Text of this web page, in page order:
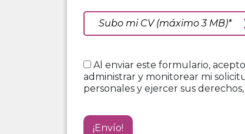
Subo mi CV (máximo 3 MB)*
Al enviar este formulario,
administrar y monitorear mi
personales y ejercer sus